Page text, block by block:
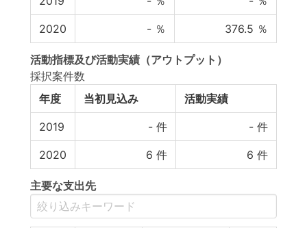
2020 - ％ 376.5 ％
活動指標及び活動実績 （アウトプット）
採択案件数
年度
当初見込み 活動実績
2019 - 件 - 件
2020 6 件 6 件
主要な支出先